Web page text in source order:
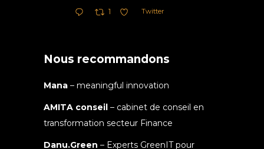
1 Twitter
Nous recommandons
Mana – meaningful innovation
AMITA conseil – cabinet de conseil en
transformation secteur Finance
Danu.Green – Experts GreenIT pour